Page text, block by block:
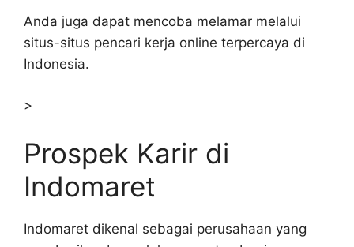
Anda juga dapat mencoba melamar melalui
situs-situs pencari kerja online terpercaya di
Indonesia.
>
Prospek Karir di
Indomaret
Indomaret dikenal sebagai perusahaan yang